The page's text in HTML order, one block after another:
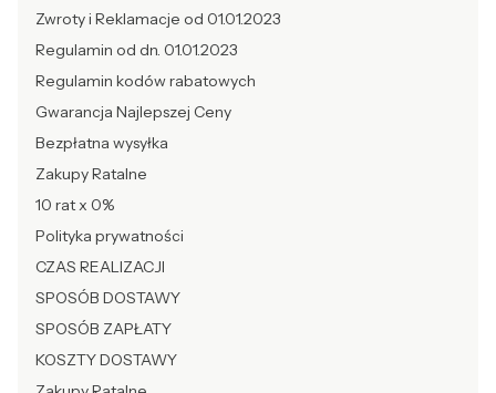
Zwroty i Reklamacje od 01.01.2023
Regulamin od dn. 01.01.2023
Regulamin kodów rabatowych
Gwarancja Najlepszej Ceny
Bezpłatna wysyłka
Zakupy Ratalne
10 rat x 0%
Polityka prywatności
CZAS REALIZACJI
SPOSÓB DOSTAWY
SPOSÓB ZAPŁATY
KOSZTY DOSTAWY